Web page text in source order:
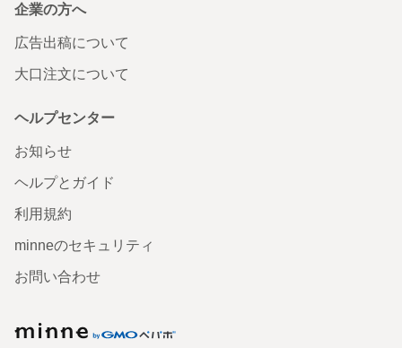
企業の方へ
広告出稿について
大口注文について
ヘルプセンター
お知らせ
ヘルプとガイド
利用規約
minneのセキュリティ
お問い合わせ